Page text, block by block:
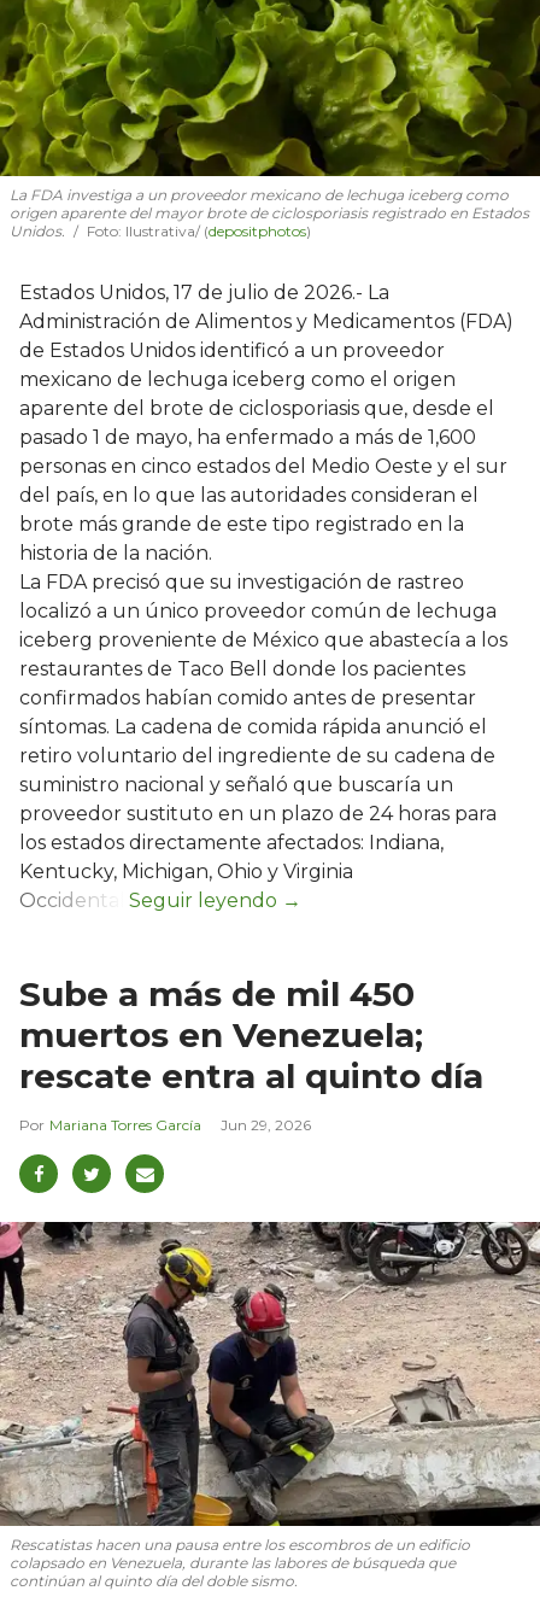
La FDA investiga a un proveedor mexicano de lechuga iceberg como
origen aparente del mayor brote de ciclosporiasis registrado en Estados
Unidos.
Foto: Ilustrativa/ (depositphotos)
Estados Unidos, 17 de julio de 2026.- La
Administración de Alimentos y Medicamentos (FDA)
de Estados Unidos identificó a un proveedor
mexicano de lechuga iceberg como el origen
aparente del brote de ciclosporiasis que, desde el
pasado 1 de mayo, ha enfermado a más de 1,600
personas en cinco estados del Medio Oeste y el sur
del país, en lo que las autoridades consideran el
brote más grande de este tipo registrado en la
historia de la nación.
La FDA precisó que su investigación de rastreo
localizó a un único proveedor común de lechuga
iceberg proveniente de México que abastecía a los
restaurantes de Taco Bell donde los pacientes
confirmados habían comido antes de presentar
síntomas. La cadena de comida rápida anunció el
retiro voluntario del ingrediente de su cadena de
suministro nacional y señaló que buscaría un
proveedor sustituto en un plazo de 24 horas para
los estados directamente afectados: Indiana,
Kentucky, Michigan, Ohio y Virginia
Occidental.
Sube a más de mil 450
muertos en Venezuela;
rescate entra al quinto día
Mariana Torres García Jun 29, 2026
Rescatistas hacen una pausa entre los escombros de un edificio
colapsado en Venezuela, durante las labores de búsqueda que
continúan al quinto día del doble sismo.